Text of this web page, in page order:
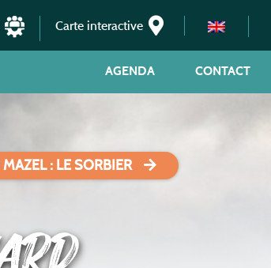
Carte interactive
CONTACT
AGENDA
: LE SORBIER